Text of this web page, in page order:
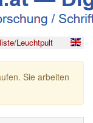
Leuchtpult
Sie arbeiten